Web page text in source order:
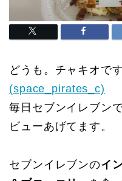
どうも。チャキオです
(space_pirates_c)
毎日セブンイレブン
ビューあげてます。
セブンイレブンのイ